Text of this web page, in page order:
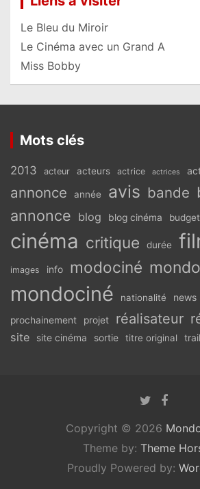
Le Bleu du Miroir
Le Cinéma avec un Grand A
Miss Bobby
Mots clés
2013 acteur acteurs actrice actrices
annonce année avis bande
annonce blog blog cinéma budget
cinéma critique durée
images info modociné
mondociné nationalité news
prochainement projet réalisateur
site site cinéma sortie titre original
Copyright © 2026
Theme by: Theme
Proudly Powered by: